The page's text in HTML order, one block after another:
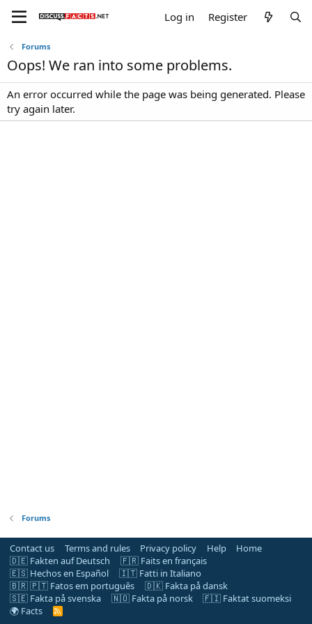
Log in Register
Forums
Oops! We ran into some problems.
An error occurred while the page was being generated. Please
try again later.
Forums
Contact us Terms and rules Privacy policy Help
Home
🇩🇪 Fakten auf Deutsch
🇫🇷 Faits en français
🇪🇸 Hechos en Español
🇮🇹 Fatti in Italiano
🇧🇷 🇵🇹 Fatos em português
🇩🇰 Fakta på dansk
🇸🇪 Fakta på svenska
🇳🇴 Fakta på norsk
🇫🇮 Faktat suomeksi
🌍 Facts
R